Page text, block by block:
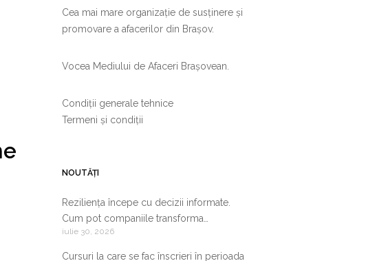
Cea mai mare organizație de susținere și
promovare a afacerilor din Brașov.
Vocea Mediului de Afaceri Brașovean.
Condiții generale tehnice
Termeni și condiții
NOUTĂȚI
Reziliența începe cu decizii informate.
Cum pot companiile transforma
informația de business într-un avantaj
competitiv
iulie 30, 2026
Cursuri la care se fac înscrieri în perioada